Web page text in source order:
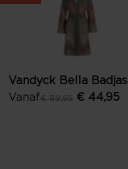
Vandyck Bella Badjas
Vanaf€ 89,95 € 44,95